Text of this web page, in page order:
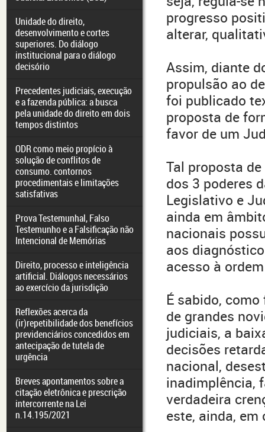
Unidade do direito,
desenvolvimento e cortes
superiores. Do diálogo
institucional para o diálogo
decisório
Precedentes judiciais, execução
e a fazenda pública: a busca
pela unidade do direito em dois
tempos distintos
ODR como meio propício à
solução de conflitos de
consumo. contornos
procedimentais e limitações
satisfativas
Prova Testemunhal, Falso
Testemunho e a Falsificação não
Intencional de Memórias
Direito, processo e inteligência
artificial. Diálogos necessários
ao exercício da jurisdição
Reflexões acerca da
(ir)repetibilidade dos benefícios
previdenciários concedidos em
antecipação de tutela de
urgência
Breves apontamentos sobre a
citação eletrônica e prescrição
intercorrente na Lei
n.14.195/2021
progresso
alterar,
Assim, diante
propulsão ao
foi publicado
proposta de
favor de um
Tal proposta
dos 3 poderes
Legislativo e
ainda em
nacionais
aos
acesso à
É sabido,
de grandes
judiciais, a
decisões
nacional,
inadimplência,
verdadeira
este, ainda, em